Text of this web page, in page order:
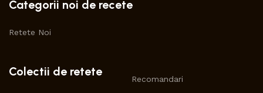
Categorii noi de recete
Retete Noi
Colectii de retete
Recomandari